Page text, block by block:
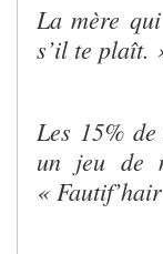
La mère
s’il te plaît.
Les 15%
un jeu de
«